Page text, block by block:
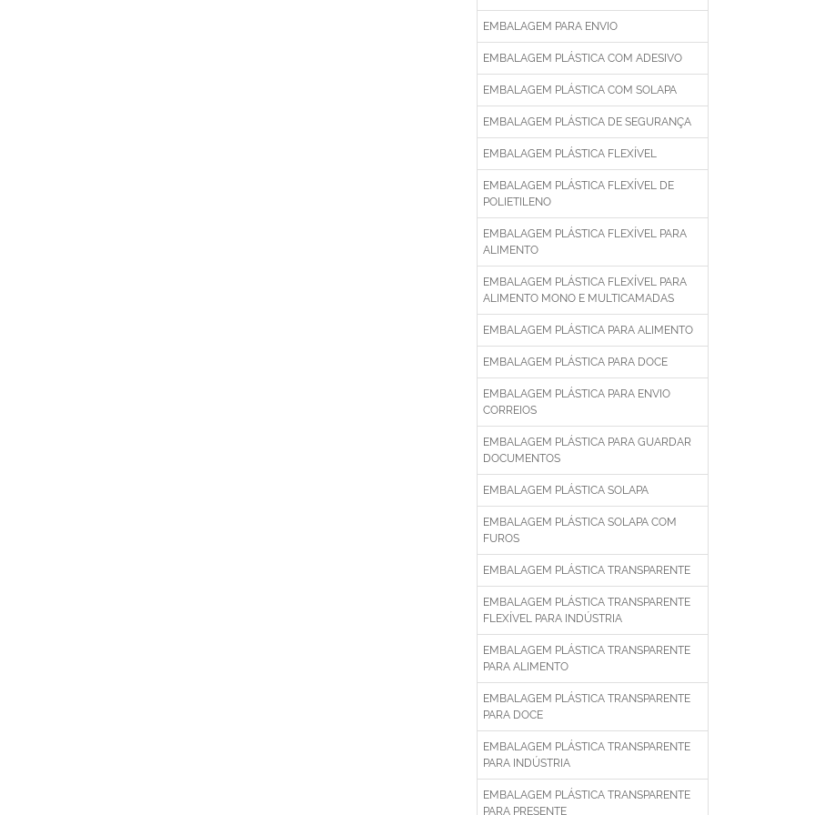
EMBALAGEM PARA ENVIO
EMBALAGEM PLÁSTICA COM ADESIVO
EMBALAGEM PLÁSTICA COM SOLAPA
EMBALAGEM PLÁSTICA DE SEGURANÇA
EMBALAGEM PLÁSTICA FLEXÍVEL
EMBALAGEM PLÁSTICA FLEXÍVEL DE
POLIETILENO
EMBALAGEM PLÁSTICA FLEXÍVEL PARA
ALIMENTO
EMBALAGEM PLÁSTICA FLEXÍVEL PARA
ALIMENTO MONO E MULTICAMADAS
EMBALAGEM PLÁSTICA PARA ALIMENTO
EMBALAGEM PLÁSTICA PARA DOCE
EMBALAGEM PLÁSTICA PARA ENVIO
CORREIOS
EMBALAGEM PLÁSTICA PARA GUARDAR
DOCUMENTOS
EMBALAGEM PLÁSTICA SOLAPA
EMBALAGEM PLÁSTICA SOLAPA COM
FUROS
EMBALAGEM PLÁSTICA TRANSPARENTE
EMBALAGEM PLÁSTICA TRANSPARENTE
FLEXÍVEL PARA INDÚSTRIA
EMBALAGEM PLÁSTICA TRANSPARENTE
PARA ALIMENTO
EMBALAGEM PLÁSTICA TRANSPARENTE
PARA DOCE
EMBALAGEM PLÁSTICA TRANSPARENTE
PARA INDÚSTRIA
EMBALAGEM PLÁSTICA TRANSPARENTE
PARA PRESENTE